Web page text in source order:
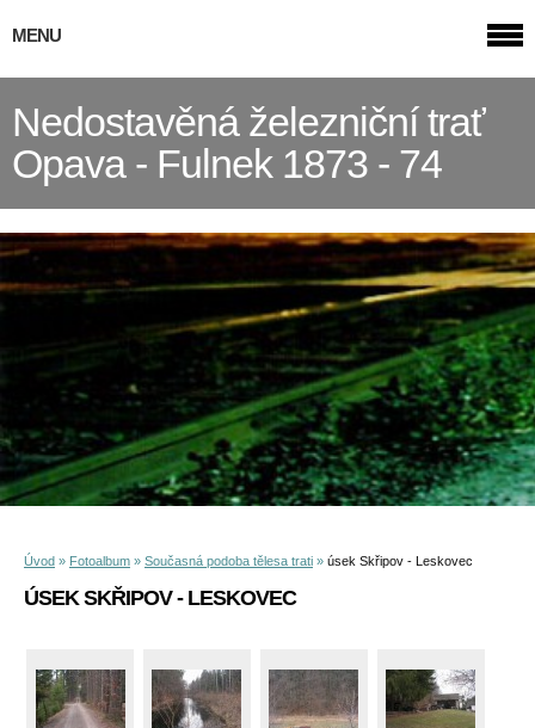
Nedostavěná železniční trať
Opava - Fulnek 1873 - 74
Úvod » Fotoalbum » Současná podoba tělesa trati » úsek Skřipov - Leskovec
ÚSEK SKŘIPOV - LESKOVEC
MENU